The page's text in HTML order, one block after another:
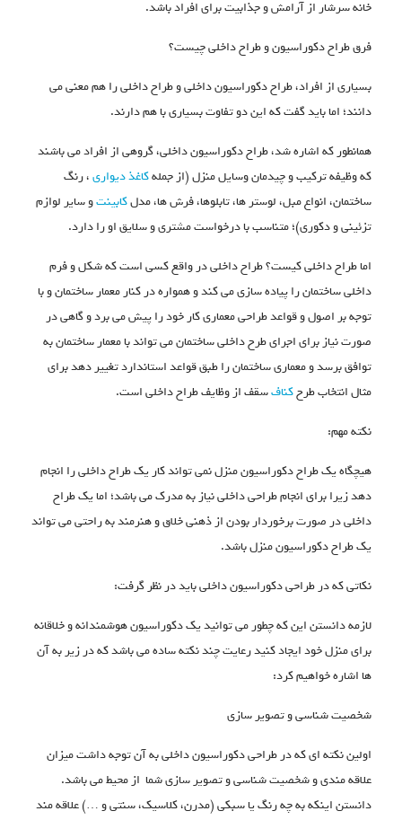
خانه سرشار از آرامش و جذابیت برای افراد باشد.
فرق طراح دکوراسیون و طراح داخلی چیست؟
بسیاری از افراد، طراح دکوراسیون داخلی و طراح داخلی را هم معنی می
دانند؛ اما باید گفت که این دو تفاوت بسیاری با هم دارند.
همانطور که اشاره شد، طراح دکوراسیون داخلی، گروهی از افراد می باشند
که وظیفه ترکیب و چیدمان وسایل منزل (از جملهکاغذ دیواری، رنگ
ساختمان، انواع مبل، لوستر ها، تابلوها، فرش ها، مدلکابینتو سایر لوازم
تزئینی و دکوری)؛ متناسب با درخواست مشتری و سلایق او را دارد.
اما طراح داخلی کیست؟ طراح داخلی در واقع کسی است که شکل و فرم
داخلی ساختمان را پیاده سازی می کند و همواره در کنار معمار ساختمان و با
توجه بر اصول و قواعد طراحی معماری کار خود را پیش می برد و گاهی در
صورت نیاز برای اجرای طرح داخلی ساختمان می تواند با معمار ساختمان به
توافق برسد و معماری ساختمان را طبق قواعد استاندارد تغییر دهد برای
مثال انتخاب طرحکنافسقف از وظایف طراح داخلی است.
نکته مهم:
هیچگاه یک طراح دکوراسیون منزل نمی تواند کار یک طراح داخلی را انجام
دهد زیرا برای انجام طراحی داخلی نیاز به مدرک می باشد؛ اما یک طراح
داخلی در صورت برخوردار بودن از ذهنی خلاق و هنرمند به راحتی می تواند
یک طراح دکوراسیون منزل باشد.
نکاتی که در طراحی دکوراسیون داخلی باید در نظر گرفت:
لازمه دانستن این که چطور می توانید یک دکوراسیون هوشمندانه و خلاقانه
برای منزل خود ایجاد کنید رعایت چند نکته ساده می باشد که در زیر به آن
ها اشاره خواهیم کرد:
شخصیت شناسی و تصویر سازی
اولین نکته ای که در طراحی دکوراسیون داخلی به آن توجه داشت میزان
علاقه مندی و شخصیت شناسی و تصویر سازی شما از محیط می باشد.
دانستن اینکه به چه رنگ یا سبکی (مدرن، کلاسیک، سنتی و …) علاقه مند